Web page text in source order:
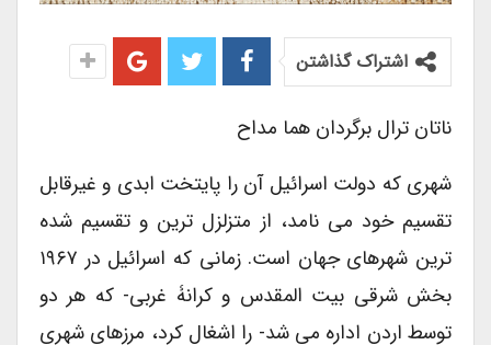
اشتراک گذاشتن
ناتان ترال برگردان هما مداح
شهری که دولت اسرائیل آن را پایتخت ابدی و غیرقابل
تقسیم خود می نامد، از متزلزل ترین و تقسیم شده
ترین شهرهای جهان است. زمانی که اسرائیل در ۱۹۶۷
بخش شرقی بیت المقدس و کرانۀ غربی- که هر دو
توسط اردن اداره می شد- را اشغال کرد، مرزهای شهری